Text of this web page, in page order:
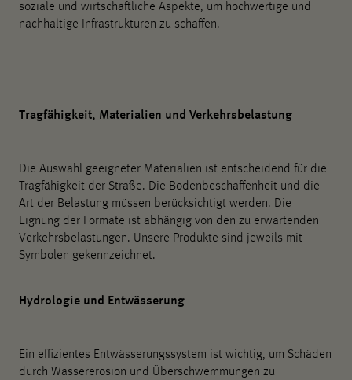
soziale und wirtschaftliche Aspekte, um hochwertige und
nachhaltige Infrastrukturen zu schaffen.
Tragfähigkeit, Materialien und Verkehrsbelastung
Die Auswahl geeigneter Materialien ist entscheidend für die
Tragfähigkeit der Straße. Die Bodenbeschaffenheit und die
Art der Belastung müssen berücksichtigt werden. Die
Eignung der Formate ist abhängig von den zu erwartenden
Verkehrsbelastungen. Unsere Produkte sind jeweils mit
Symbolen gekennzeichnet.
Hydrologie und Entwässerung
Ein effizientes Entwässerungssystem ist wichtig, um Schäden
durch Wassererosion und Überschwemmungen zu